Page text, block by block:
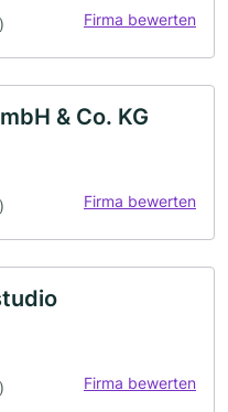
Firma bewerten
& Co. KG
Firma bewerten
Firma bewerten